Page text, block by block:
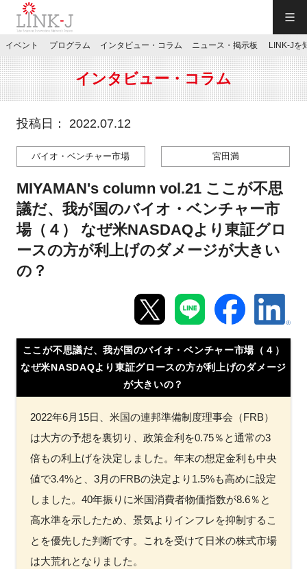
JP／EN
特別会員専用メニュー
施設ご予約
お問い合わせ
イベント
インタビュー・コラム
ニュース・掲示板
LINK-Jを知る
イベント プログラム インタビュー・コラム ニュース・掲示板 LINK-Jを
インタビュー・コラム
投稿日： 2022.07.12
バイオ・ベンチャー市場 宮田満
MIYAMAN's column vol.21 ここが不思
議だ、我が国のバイオ・ベンチャー市
場（４） なぜ米NASDAQより東証グロ
ースの方が利上げのダメージが大きい
の？
ここが不思議だ、我が国のバイオ・ベンチャー市場（４）
なぜ米NASDAQより東証グロースの方が利上げのダメージ
が大きいの？
2022年6月15日、米国の連邦準備制度理事会（FRB）
は大方の予想を裏切り、政策金利を0.75％と通常の3
倍もの利上げを決定しました。年末の想定金利も中央
値で3.4%と、3月のFRBの決定より1.5%も高めに設定
しました。40年振りに米国消費者物価指数が8.6％と
高水準を示したため、景気よりインフレを抑制するこ
とを優先した判断です。これを受けて日米の株式市場
は大荒れとなりました。